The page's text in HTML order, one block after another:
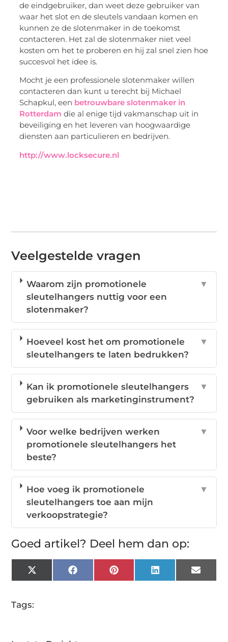
de eindgebruiker, dan weet deze gebruiker van
waar het slot en de sleutels vandaan komen en
kunnen ze de slotenmaker in de toekomst
contacteren. Het zal de slotenmaker niet veel
kosten om het te proberen en hij zal snel zien hoe
succesvol het idee is.
Mocht je een professionele slotenmaker willen
contacteren dan kunt u terecht bij Michael
Schapkul, een betrouwbare slotenmaker in
Rotterdam die al enige tijd vakmanschap uit in
beveiliging en het leveren van hoogwaardige
diensten aan particulieren en bedrijven.
http://www.locksecure.nl
Veelgestelde vragen
Waarom zijn promotionele
sleutelhangers nuttig voor een
slotenmaker?
▼
Hoeveel kost het om promotionele
sleutelhangers te laten bedrukken?
▼
Kan ik promotionele sleutelhangers
gebruiken als marketinginstrument?
▼
Voor welke bedrijven werken
promotionele sleutelhangers het
beste?
▼
Hoe voeg ik promotionele
sleutelhangers toe aan mijn
verkoopstrategie?
▼
Goed artikel? Deel hem dan op:
X
(Twitter)
FacebookPinterestLinkedInEmail
Tags: